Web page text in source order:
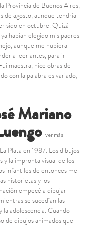
Provincia de Buenos Aires,
de agosto, aunque tendría
sido en octubre. Quizá
habían elegido mis padres
aunque me hubiera
a leer antes, para ir
maestra, hice obras de
con la palabra es variado;
Mariano
ver más
Plata en 1987. Los dibujos
y la impronta visual de los
infantiles de entonces me
historietas y los
empecé a dibujar
se sucedían las
la adolescencia. Cuando
de dibujos animados que